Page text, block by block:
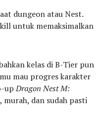
dungeon atau Nest.
untuk memaksimalkan
kelas di B-Tier pun
mau progres karakter
upDragon Nest M:
murah, dan sudah pasti